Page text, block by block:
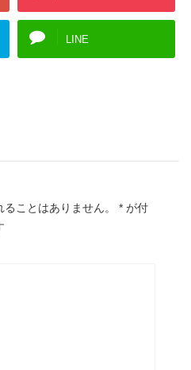
LINE
ことはありません。 * が付